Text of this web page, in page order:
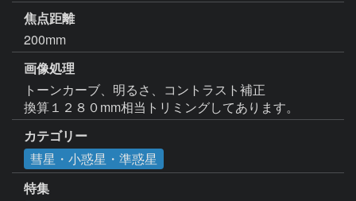
焦点距離
200mm
画像処理
トーンカーブ、明るさ、コントラスト補正
換算１２８０mm相当トリミングしてあります。
カテゴリー
彗星・小惑星・準惑星
特集